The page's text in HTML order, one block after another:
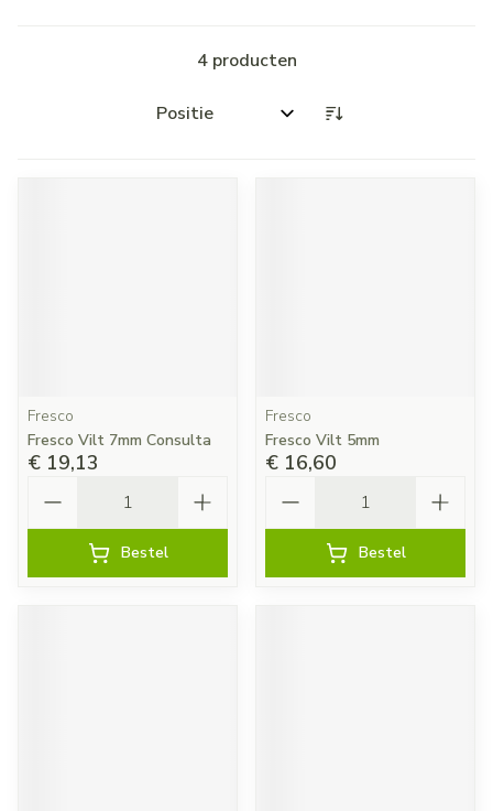
4producten
Sorteer op:
Fresco
Fresco Vilt 7mm Consulta
€ 19,13
Bestel
Fresco
Fresco Vilt 5mm
€ 16,60
Bestel